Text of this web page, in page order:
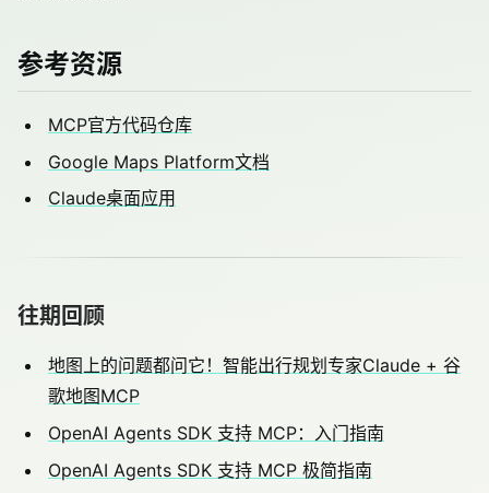
参考资源
MCP官方代码仓库
Google Maps Platform文档
Claude桌面应用
往期回顾
地图上的问题都问它！智能出行规划专家Claude + 谷
歌地图MCP
OpenAI Agents SDK 支持 MCP：入门指南
OpenAI Agents SDK 支持 MCP 极简指南